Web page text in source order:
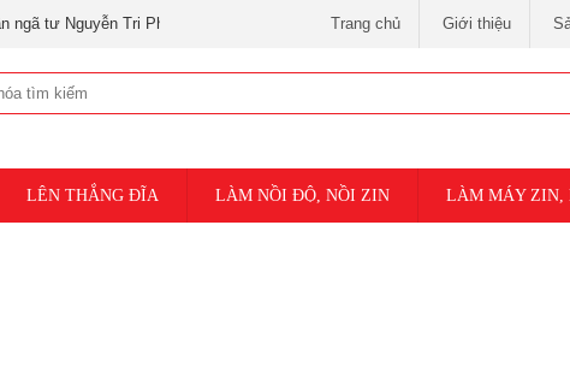
Tri Phương và 3 tháng 2 ) Trang chủ Giới thiệu
LÊN THẮNG ĐĨA LÀM NỒI ĐỘ, NỒI ZIN LÀM MÁY ZIN,